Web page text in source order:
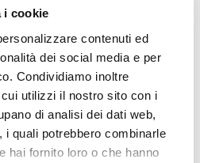
i cookie
contenuti ed
dei social media e per
Condividiamo inoltre
utilizzi il nostro sito con i
di analisi dei dati web,
i quali potrebbero combinarle
hai fornito loro o che hanno
relatori"
STEP